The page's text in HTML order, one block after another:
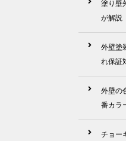
塗り壁
が解説
外壁塗
れ保証
外壁の
番カラ
チョー